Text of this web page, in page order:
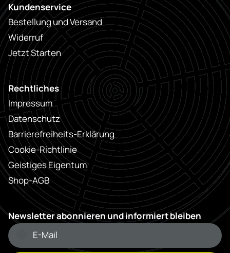
Kundenservice
Bestellung und Versand
Widerruf
Jetzt Starten
Rechtliches
Impressum
Datenschutz
Barrierefreiheits-Erklärung
Cookie-Richtlinie
Geistiges Eigentum
Shop-AGB
Newsletter abonnieren und informiert bleiben